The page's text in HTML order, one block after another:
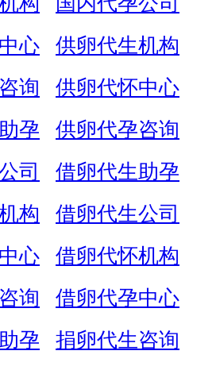
心
供卵代生机构
询
供卵代怀中心
孕
供卵代孕咨询
司
借卵代生助孕
构
借卵代生公司
心
借卵代怀机构
询
借卵代孕中心
孕
捐卵代生咨询